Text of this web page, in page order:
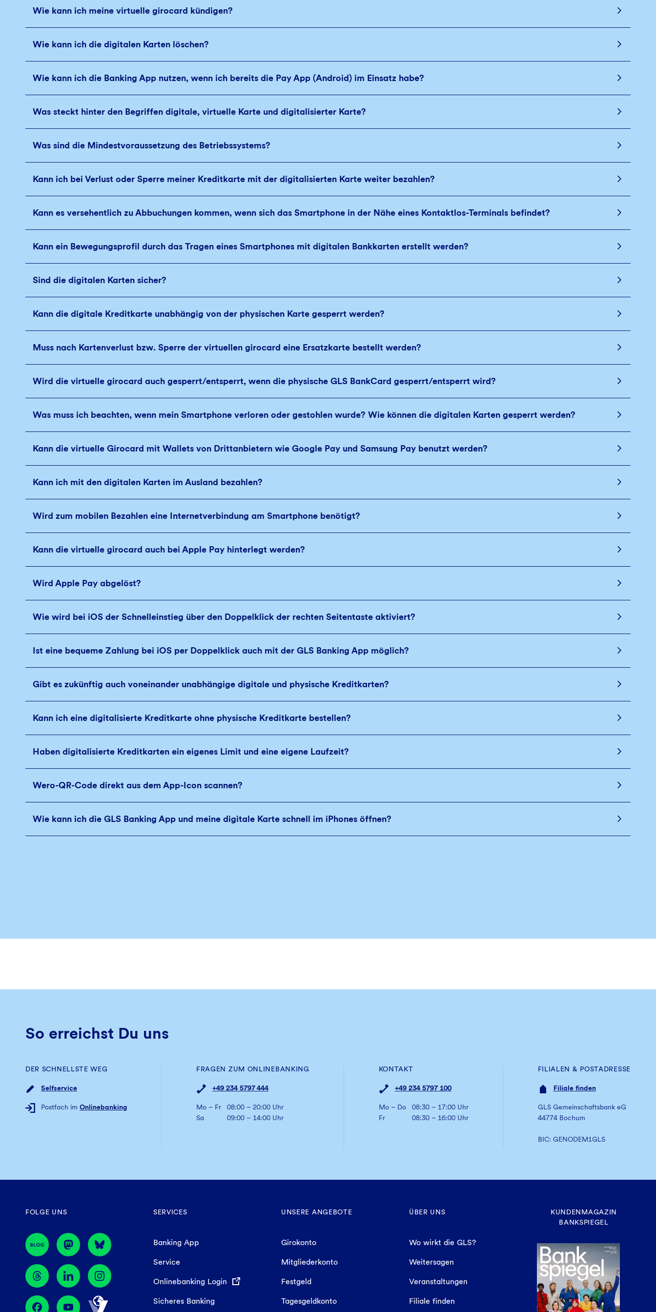
Wie kann ich meine virtuelle girocard kündigen?
Wie kann ich die digitalen Karten löschen?
Wie kann ich die Banking App nutzen, wenn ich bereits die Pay App (Android) im Einsatz habe?
Was steckt hinter den Begriffen digitale, virtuelle Karte und digitalisierter Karte?
Was sind die Mindestvoraussetzung des Betriebssystems?
Kann ich bei Verlust oder Sperre meiner Kreditkarte mit der digitalisierten Karte weiter bezahlen?
Kann es versehentlich zu Abbuchungen kommen, wenn sich das Smartphone in der Nähe eines Kontaktlos-Terminals befindet?
Kann ein Bewegungsprofil durch das Tragen eines Smartphones mit digitalen Bankkarten erstellt werden?
Sind die digitalen Karten sicher?
Kann die digitale Kreditkarte unabhängig von der physischen Karte gesperrt werden?
Muss nach Kartenverlust bzw. Sperre der virtuellen girocard eine Ersatzkarte bestellt werden?
Wird die virtuelle girocard auch gesperrt/entsperrt, wenn die physische GLS BankCard gesperrt/entsperrt wird?
Was muss ich beachten, wenn mein Smartphone verloren oder gestohlen wurde? Wie können die digitalen Karten gesperrt werden?
Kann die virtuelle Girocard mit Wallets von Drittanbietern wie Google Pay und Samsung Pay benutzt werden?
Kann ich mit den digitalen Karten im Ausland bezahlen?
Wird zum mobilen Bezahlen eine Internetverbindung am Smartphone benötigt?
Kann die virtuelle girocard auch bei Apple Pay hinterlegt werden?
Wird Apple Pay abgelöst?
Wie wird bei iOS der Schnelleinstieg über den Doppelklick der rechten Seitentaste aktiviert?
Ist eine bequeme Zahlung bei iOS per Doppelklick auch mit der GLS Banking App möglich?
Gibt es zukünftig auch voneinander unabhängige digitale und physische Kreditkarten?
Kann ich eine digitalisierte Kreditkarte ohne physische Kreditkarte bestellen?
Haben digitalisierte Kreditkarten ein eigenes Limit und eine eigene Laufzeit?
Wero-QR-Code direkt aus dem App-Icon scannen?
Wie kann ich die GLS Banking App und meine digitale Karte schnell im iPhones öffnen?
So erreichst Du uns
DER SCHNELLSTE WEG
Selfservice
Postfach im Onlinebanking
FRAGEN ZUM ONLINEBANKING
+49 234 5797 444
Mo – Fr
08:00 – 20:00 Uhr
Sa
09:00 – 14:00 Uhr
KONTAKT
+49 234 5797 100
Mo – Do
08:30 – 17:00 Uhr
Fr
08:30 – 16:00 Uhr
FILIALEN & POSTADRESSE
Filiale finden
GLS Gemeinschaftsbank eG
44774 Bochum
BIC: GENODEM1GLS
FOLGE UNS SERVICES
Banking App
Service
Onlinebanking Login
Sicheres Banking
UNSERE ANGEBOTE
Girokonto
Mitgliederkonto
Festgeld
Tagesgeldkonto
ÜBER UNS
Wo wirkt die GLS?
Weitersagen
Veranstaltungen
Filiale finden
KUNDENMAGAZIN
BANKSPIEGEL